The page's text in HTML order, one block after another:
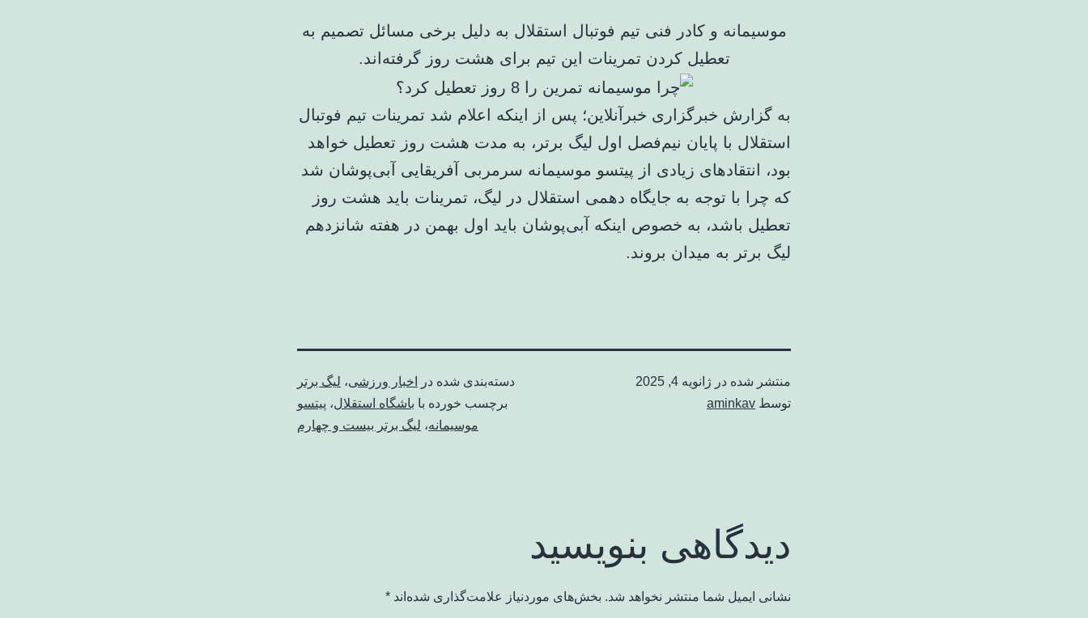
موسیمانه و کادر فنی تیم فوتبال استقلال به دلیل برخی مسائل تصمیم به
تعطیل کردن تمرینات این تیم برای هشت روز گرفته‌اند.
به گزارش خبرگزاری خبرآنلاین؛ پس از اینکه اعلام شد تمرینات تیم فوتبال
استقلال با پایان نیم‌فصل اول لیگ برتر، به مدت هشت روز تعطیل خواهد
بود، انتقادهای زیادی از پیتسو موسیمانه سرمربی آفریقایی آبی‌پوشان شد
که چرا با توجه به جایگاه دهمی استقلال در لیگ، تمرینات باید هشت روز
تعطیل باشد، به خصوص اینکه آبی‌پوشان باید اول بهمن در هفته شانزدهم
لیگ برتر به میدان بروند.
منتشر شده در ژانویه 4, 2025
توسط aminkav
دسته‌بندی شده در اخبار ورزشی، لیگ برتر
برچسب خورده با باشگاه استقلال، پیتسو
موسیمانه، لیگ برتر بیست و چهارم
دیدگاهی بنویسید
نشانی ایمیل شما منتشر نخواهد شد. بخش‌های موردنیاز علامت‌گذاری شده‌اند *